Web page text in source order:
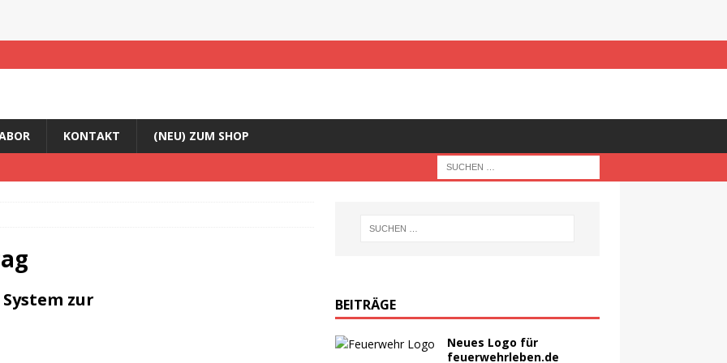
KONTAKT (NEU) ZUM SHOP
zur
BEITRÄGE
Neues Logo für
feuerwehrleben.de